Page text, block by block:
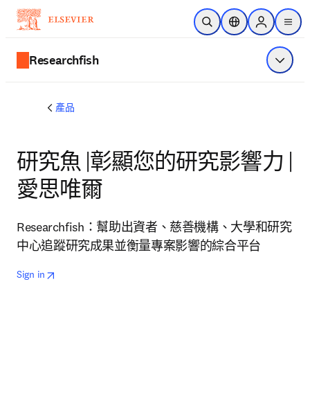
跳到主要內容
公開搜尋位置選擇器Sign in to
menu
Researchfish 顯示選
產品
研究魚 |彰顯您的研究影響力 |
愛思唯爾
Researchfish：幫助出資者、慈善機構、大學和研究
中心追蹤研究成果並衡量專案影響的綜合平台
Sign in 打開新的分頁／視窗
opens in new tab/window